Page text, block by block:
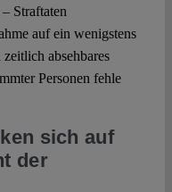
Straftaten
auf ein wenigstens
absehbares
Personen fehle
sich auf
der